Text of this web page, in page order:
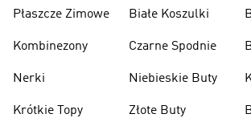
Płaszcze Zimowe
Kombinezony
Nerki
Krótkie Topy
Białe Koszulki
Czarne Spodnie
Niebieskie Buty
Złote Buty